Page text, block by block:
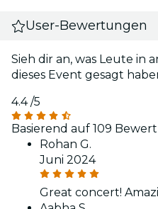
User-Bewertungen
Sieh dir an, was Leute in
dieses Event gesagt
4.4/5
Basierend auf 109
Rohan G.
Juni 2024
Great concert!